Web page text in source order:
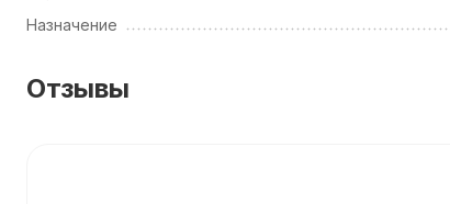
Назначение
Отзывы